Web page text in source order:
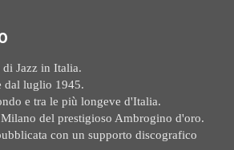
Jazz in Italia.
dal luglio 1945.
e tra le più longeve d'Italia.
del prestigioso Ambrogino d'oro.
con un supporto discografico